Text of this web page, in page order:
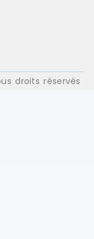
droits réservés